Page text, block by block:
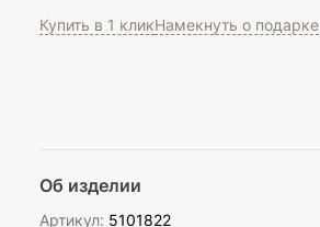
Купить в 1 кликНамекнуть о подарке
Об изделии
Артикул: 5101822